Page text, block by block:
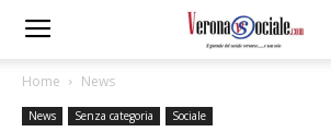
Home News
News Senza categoria Sociale